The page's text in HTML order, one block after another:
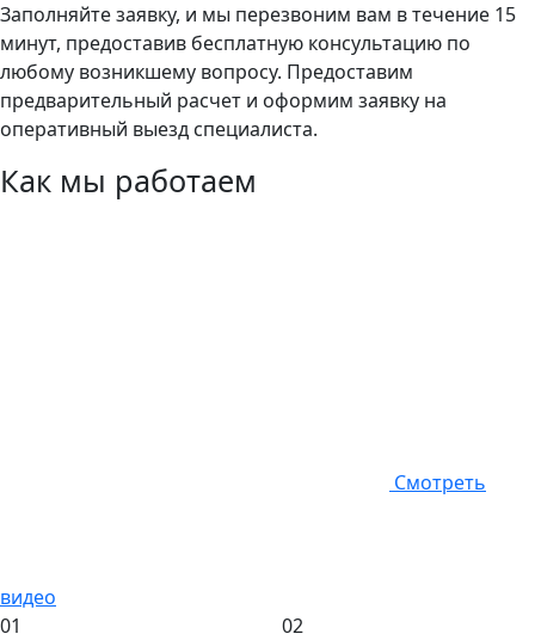
Заполняйте заявку, и мы перезвоним вам в течение 15
минут, предоставив бесплатную консультацию по
любому возникшему вопросу. Предоставим
предварительный расчет и оформим заявку на
оперативный выезд специалиста.
Как мы работаем
Смотреть
видео
01
02